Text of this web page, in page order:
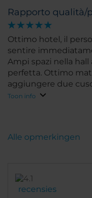
Rapporto qualità/
Ottimo hotel, il
sentire
Ampi spazi nella hall
perfetta. Ottimo
aggiungere due
Toon info
recensies
Alle opmerkingen